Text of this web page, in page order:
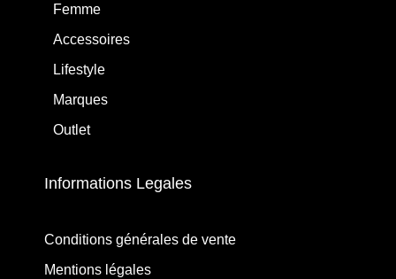
Femme
Accessoires
Lifestyle
Marques
Outlet
Informations Legales
Conditions générales de vente
Mentions légales